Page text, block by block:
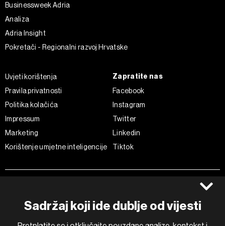
Sadržaj koji ide dublje od vijesti
Businessweek Adria
Analiza
Adria Insight
Pokretači - Regionalni razvoj Hrvatske
Uvjeti korištenja
Pravila privatnosti
Politika kolačića
Impressum
Marketing
Korištenje umjetne inteligencije
Zapratite nas
Facebook
Instagram
Twitter
Linkedin
Tiktok
©2022 - 2026 Bloomberg L.P. All Rights Reserved. BLOOMBERG and
the BLOOMBERG logo are registered trademarks and service marks of
Bloomberg Adria is a Mtel Swiss SA Property
News CMS by Cubes